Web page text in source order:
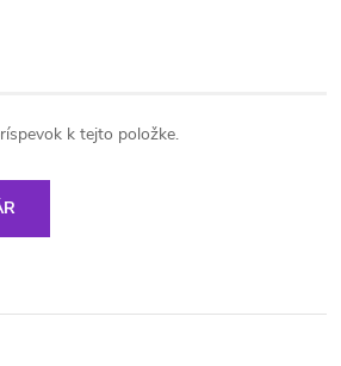
k tejto položke.